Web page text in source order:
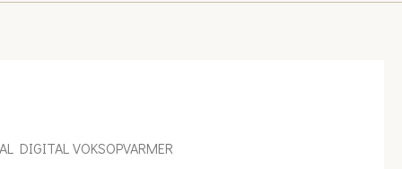
DIGITAL VOKSOPVARMER